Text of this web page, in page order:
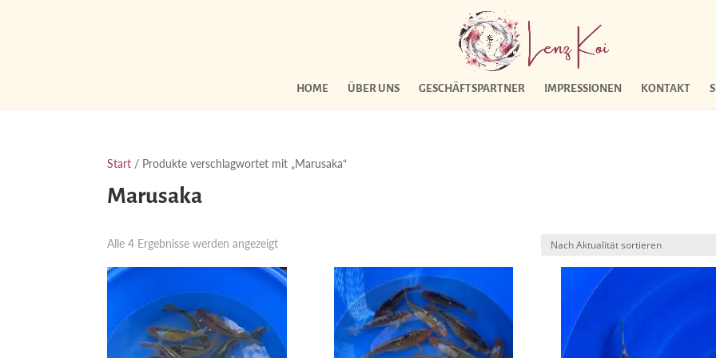
HOME ÜBER UNS GESCHÄFTSPARTNER IMPRESSIONEN KONTAKT
Start / Produkte verschlagwortet mit „Marusaka“
Marusaka
Alle 4 Ergebnisse werden angezeigtNach
sortiert